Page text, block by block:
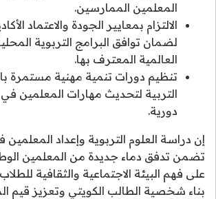
المعلمين الممارسين.
الالتزام بمعايير الجودة والاعتماد
لضمان توافق البرامج التربوية
العالمية المعترف بها.
تنظيم دورات تنمية مهنية مستمرة
التربية لتحديث مهارات المعلمين
دورية.
إن دراسة العلوم التربوية وإعداد
تضمن تدفق دماء جديدة من المعلمين
على فهم البيئة الاجتماعية والثقافية
بناء شخصية الطالب الكويتي وتعزيز قيم